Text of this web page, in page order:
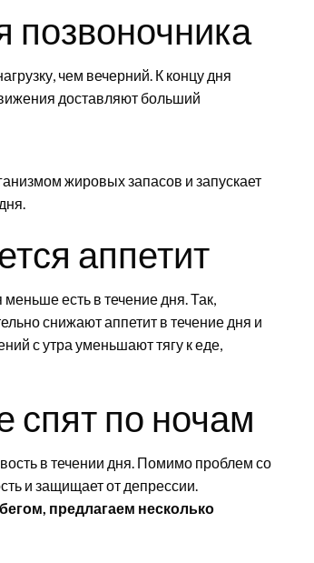
позвоночника
чем вечерний. К концу дня
доставляют больший
жировых запасов и запускает
аппетит
есть в течение дня. Так,
снижают аппетит в течение дня и
с утра уменьшают тягу к еде,
спят по ночам
в течении дня. Помимо проблем со
и защищает от депрессии.
предлагаем несколько